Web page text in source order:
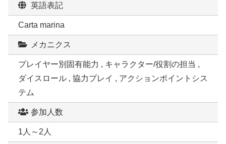
英語表記
Carta marina
メカニクス
プレイヤー別固有能力 , キャラクター/役割の担当 ,
ダイスロール , 協力プレイ , アクションポイントシス
テム
参加人数
1人～2人